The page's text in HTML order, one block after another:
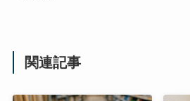
関連記事